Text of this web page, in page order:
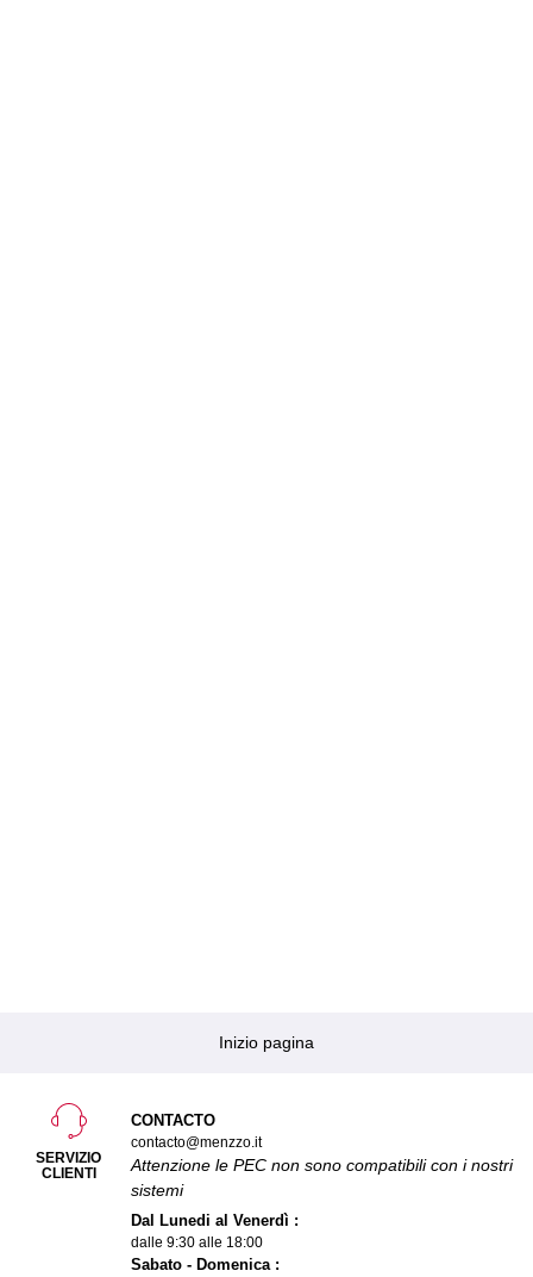
Inizio pagina
SERVIZIO
CLIENTI
CONTACTO
contacto@menzzo.it
Attenzione le PEC non sono compatibili con i nostri
sistemi
Dal Lunedi al Venerdì :
dalle 9:30 alle 18:00
Sabato - Domenica :